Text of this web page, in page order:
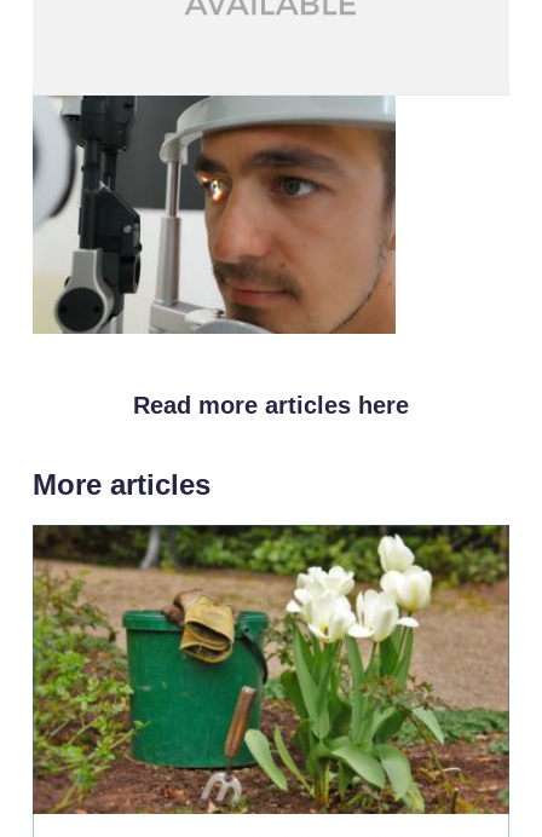
Read more articles here
More articles